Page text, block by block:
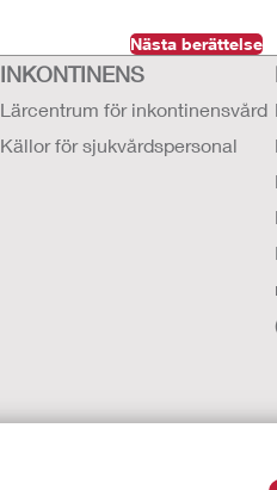
Nästa berättelse
INKONTINENS
Lärcentrum för inkontinensvård
Källor för sjukvårdspersonal